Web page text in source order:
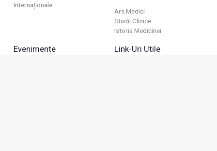
Internaționale
Ars Medici
Studii Clinice
Istoria Medicinei
Evenimente Link-Uri Utile